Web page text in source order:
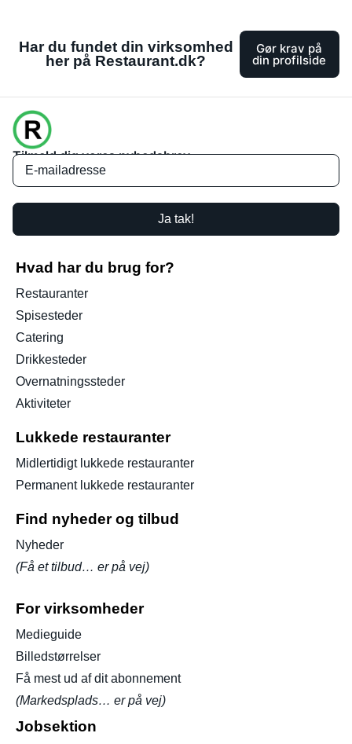
Har du fundet din virksomhed
her på Restaurant.dk?
Gør krav på
din profilside
Tilmeld dig vores nyhedsbrev
Ja tak!
Hvad har du brug for?
Restauranter
Spisesteder
Catering
Drikkesteder
Overnatningssteder
Aktiviteter
Lukkede restauranter
Midlertidigt lukkede restauranter
Permanent lukkede restauranter
Find nyheder og tilbud
Nyheder
(Få et tilbud… er på vej)
For virksomheder
Medieguide
Billedstørrelser
Få mest ud af dit abonnement
(Markedsplads… er på vej)
Jobsektion